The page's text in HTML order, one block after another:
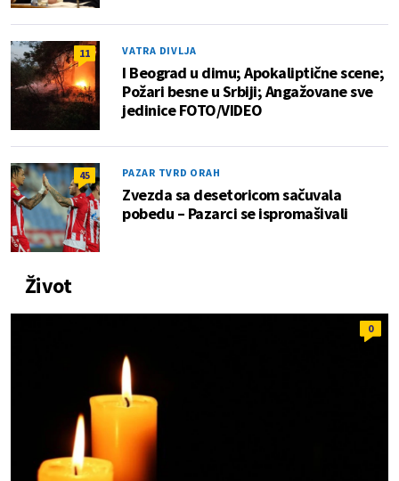
11 VATRA DIVLJA
I Beograd u dimu; Apokaliptične scene;
Požari besne u Srbiji; Angažovane sve
jedinice FOTO/VIDEO
45 PAZAR TVRD ORAH
Zvezda sa desetoricom sačuvala
pobedu – Pazarci se ispromašivali
Život
0